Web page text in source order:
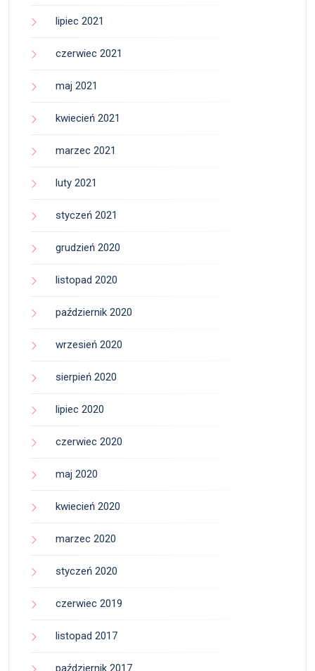
lipiec 2021
czerwiec 2021
maj 2021
kwiecień 2021
marzec 2021
luty 2021
styczeń 2021
grudzień 2020
listopad 2020
październik 2020
wrzesień 2020
sierpień 2020
lipiec 2020
czerwiec 2020
maj 2020
kwiecień 2020
marzec 2020
styczeń 2020
czerwiec 2019
listopad 2017
październik 2017